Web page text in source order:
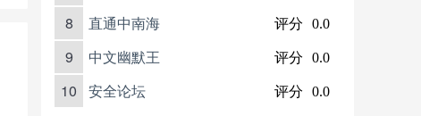
8 直通中南海 评分 0.0
9 中文幽默王 评分 0.0
10 安全论坛 评分 0.0